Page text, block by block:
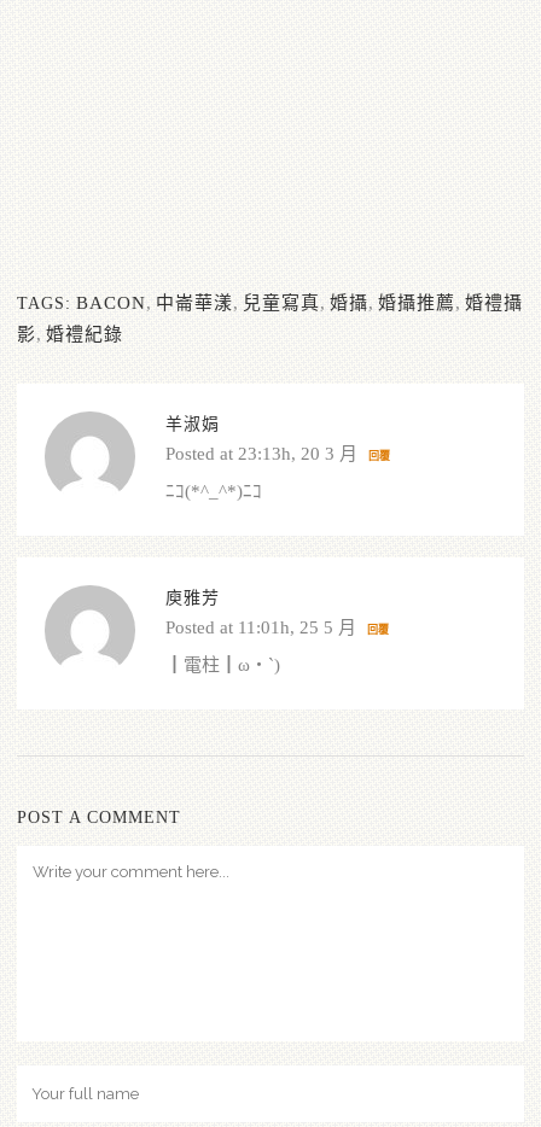
TAGS: BACON, 中崙華漾, 兒童寫真, 婚攝, 婚攝推薦, 婚禮攝
影, 婚禮紀錄
羊淑娟
Posted at 23:13h, 20 3 月 回覆
ﾆｺ(*^_^*)ﾆｺ
庾雅芳
Posted at 11:01h, 25 5 月 回覆
┃電柱┃ω・`)
POST A COMMENT